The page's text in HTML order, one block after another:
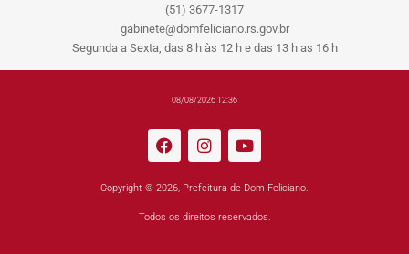
(51) 3677-1317
gabinete@domfeliciano.rs.gov.br
Segunda a Sexta, das 8 h às 12 h e das 13 h as 16 h
08/08/2026 12:36
Copyright © 2026, Prefeitura de Dom Feliciano.
Todos os direitos reservados.